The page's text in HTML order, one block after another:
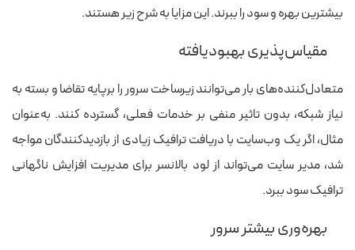
بیشترین بهره و سود را ببرند. این مزایا به شرح زیر هستند.
مقیاس‌پذیری بهبودیافته
متعادل‌کننده‌های بار می‌توانند زیرساخت سرور را برپایه تقاضا و بسته به
نیاز شبکه، بدون تاثیر منفی بر خدمات فعلی، گسترده کنند. به‌عنوان
مثال، اگر یک وب‌سایت با دریافت ترافیک زیادی از بازدیدکنندگان مواجه
شد، مدیر سایت می‌تواند از لود بالانسر برای مدیریت افزایش ناگهانی
ترافیک سود ببرد.
بهره‌وری بیشتر سرور